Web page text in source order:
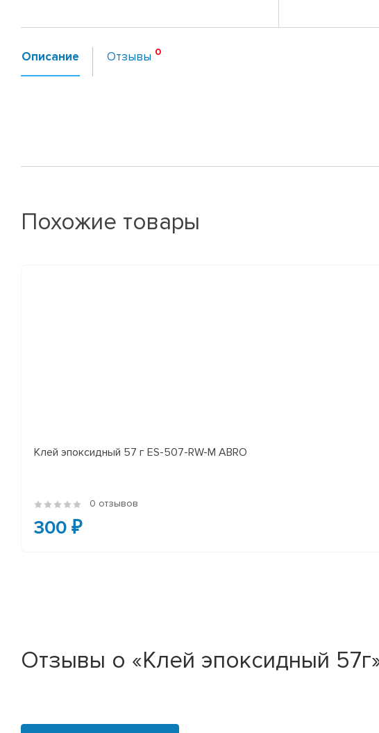
Описание Отзывы
Похожие товары
Клей эпоксидный 57 г ES-507-RW-M ABRO
0 отзывов
300 ₽
Отзывы о «Клей эпоксидный